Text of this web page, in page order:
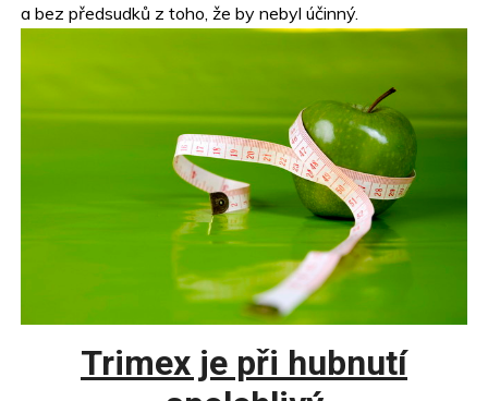
a bez předsudků z toho, že by nebyl účinný.
Trimex je při hubnutí